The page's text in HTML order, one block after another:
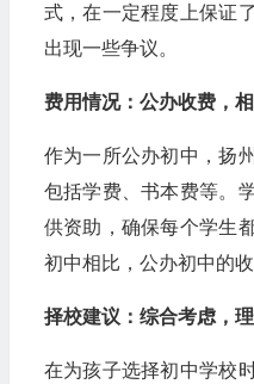
式，在一定程度上保证
出现一些争议。
费用情况：公办收费，
作为一所公办初中，扬
包括学费、书本费等。
供资助，确保每个学生
初中相比，公办初中的
择校建议：综合考虑，
在为孩子选择初中学校